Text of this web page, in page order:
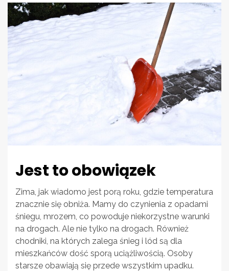
Jest to obowiązek
Zima, jak wiadomo jest porą roku, gdzie temperatura
znacznie się obniża. Mamy do czynienia z opadami
śniegu, mrozem, co powoduje niekorzystne warunki
na drogach. Ale nie tylko na drogach. Również
chodniki, na których zalega śnieg i lód są dla
mieszkańców dość sporą uciążliwością. Osoby
starsze obawiają się przede wszystkim upadku.